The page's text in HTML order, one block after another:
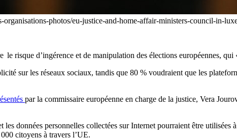
photos/eu-justice-and-home-affair-ministers-council-in-
risque d’ingérence et de manipulation des élections européennes, qui
sur les réseaux sociaux, tandis que 80 % voudraient que les
par la commissaire européenne en charge de la justice, Vera
données personnelles collectées sur Internet pourraient être
citoyens à travers l’UE.